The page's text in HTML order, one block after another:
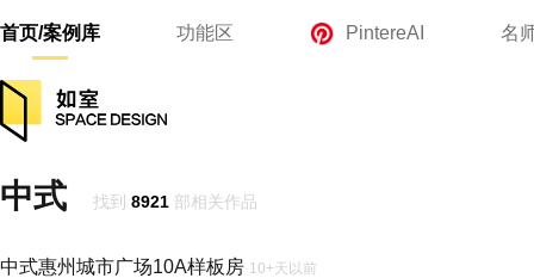
首页/案例库 功能区 PintereAI 名
中式 找到 8921 部相关作品
中式惠州城市广场10A样板房 10+天以前